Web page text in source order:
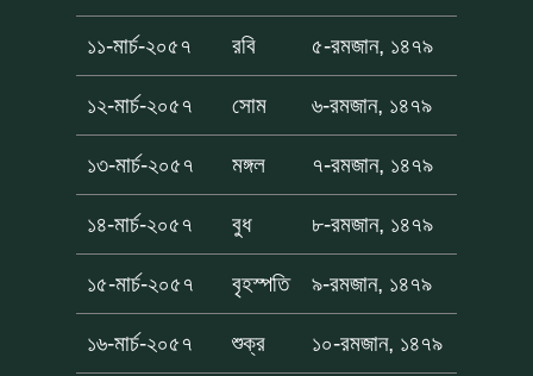
১১-মার্চ-২০৫৭ রবি ৫-রমজান, ১৪৭৯
১২-মার্চ-২০৫৭ সোম ৬-রমজান, ১৪৭৯
১৩-মার্চ-২০৫৭ মঙ্গল ৭-রমজান, ১৪৭৯
১৪-মার্চ-২০৫৭ বুধ ৮-রমজান, ১৪৭৯
১৫-মার্চ-২০৫৭ বৃহস্পতি ৯-রমজান, ১৪৭৯
১৬-মার্চ-২০৫৭ শুক্র ১০-রমজান, ১৪৭৯